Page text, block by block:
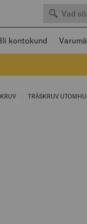
Sök efter
piltangenter och
kontokund
PAGE:
CURRENT PAGE:
TRÄSKRUV